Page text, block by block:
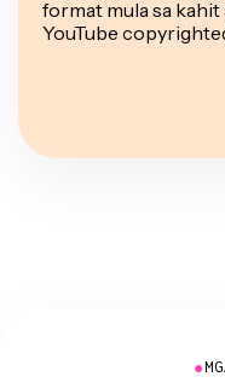
format mula sa kahit
YouTube
●